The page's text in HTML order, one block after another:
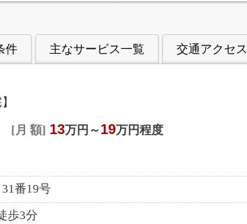
件 主なサービス一覧 交通アクセス
月 額 13万円～ 19万円程度
番19号
歩3分